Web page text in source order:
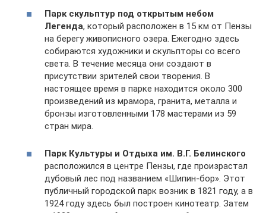
Парк скульптур под открытым небом
Легенда, который расположен в 15 км от Пензы
на берегу живописного озера. Ежегодно здесь
собираются художники и скульпторы со всего
света. В течение месяца они создают в
присутствии зрителей свои творения. В
настоящее время в парке находится около 300
произведений из мрамора, гранита, металла и
бронзы изготовленными 178 мастерами из 59
стран мира.
Парк Культуры и Отдыха им. В.Г. Белинского
расположился в центре Пензы, где произрастал
дубовый лес под названием «Шипин-бор». Этот
публичный городской парк возник в 1821 году, а в
1924 году здесь был построен кинотеатр. Затем